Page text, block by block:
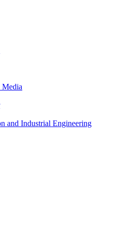
Media
and Industrial Engineering